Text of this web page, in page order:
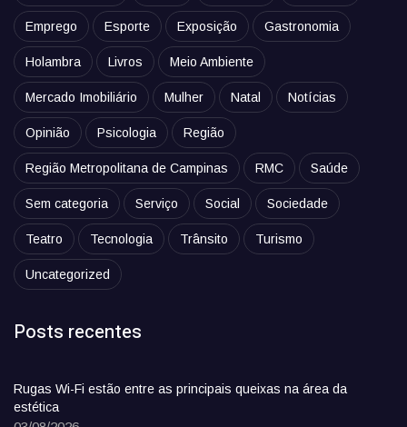
Emprego Esporte Exposição Gastronomia
Holambra Livros Meio Ambiente
Mercado Imobiliário Mulher Natal Notícias
Opinião Psicologia Região
Região Metropolitana de Campinas RMC Saúde
Sem categoria Serviço Social Sociedade
Teatro Tecnologia Trânsito Turismo
Uncategorized
Posts recentes
Rugas Wi-Fi estão entre as principais queixas na área da
estética